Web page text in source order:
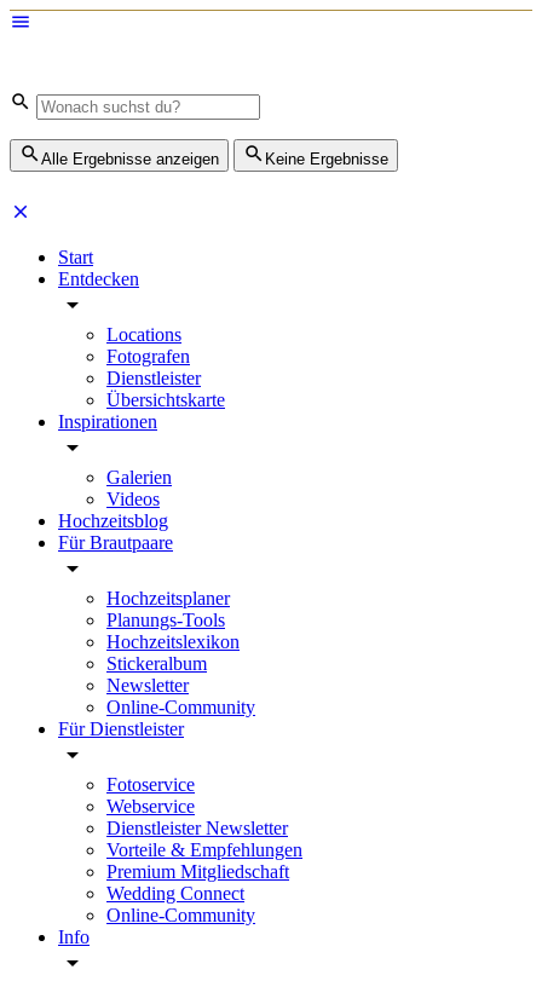
Alle Ergebnisse anzeigen Keine Ergebnisse
Start
Entdecken
Locations
Fotografen
Dienstleister
Übersichtskarte
Inspirationen
Galerien
Videos
Hochzeitsblog
Für Brautpaare
Hochzeitsplaner
Planungs-Tools
Hochzeitslexikon
Stickeralbum
Newsletter
Online-Community
Für Dienstleister
Fotoservice
Webservice
Dienstleister Newsletter
Vorteile & Empfehlungen
Premium Mitgliedschaft
Wedding Connect
Online-Community
Info